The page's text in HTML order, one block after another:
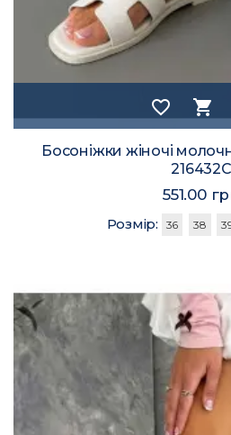
favorite_border shopping_cart
Босоніжки жіночі
216432C
551.00
Розмір: 36 38